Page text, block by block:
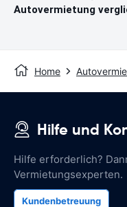
Autovermietung
Home
Hilfe und
Hilfe erforderlich?
Vermietungsexperten.
Kundenbetreuung